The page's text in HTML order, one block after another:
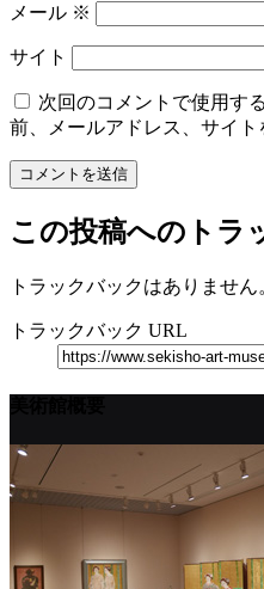
メール ※
サイト
次回のコメントで使用す
前、メールアドレス、サイト
この投稿へのトラ
トラックバックはありません
トラックバック URL